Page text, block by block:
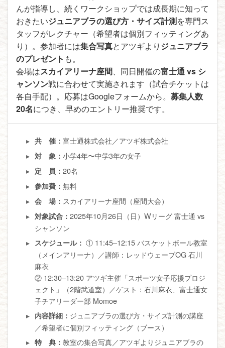
んが指導し、続くワークショップでは成長期に知って
おきたいジュニアブラの選び方・サイズ計測を専門ス
タッフがレクチャー（希望者は個別フィッティングあ
り）。参加者には集合写真とアツギより ジュニアブラ
のプレゼント も。
会場はスカイアリーナ座間、同日開催の富士通 vs シ
ャンソン戦に合わせて実施されます（試合チケットは
各自手配）。応募はGoogleフォームから。 募集人数
20名につき、早めのエントリー推奨です。
共 催：富士通株式会社／アツギ株式会社
対 象：小学4年〜中学3年の女子
定 員：20名
参加費：無料
会 場： スカイアリーナ座間（座間大会）
対象試合：2025年10月26日（日）Wリーグ 富士通 vs
シャンソン
スケジュール： ① 11:45–12:15 バスケットボール教室
（メインアリーナ）／講師：レッドウェーブOG 石川
麻衣
② 12:30–13:20 アツギ主催「スポーツ女子応援プロジ
ェクト」（2階武道室）／ゲスト：石川麻衣、富士通女
子チアリーダー部 Momoe
内容詳細： ジュニアブラの選び方・サイズ計測の講座
／希望者に個別フィッティング（ブース）
特 典：教室の集合写真／アツギよりジュニアブラの